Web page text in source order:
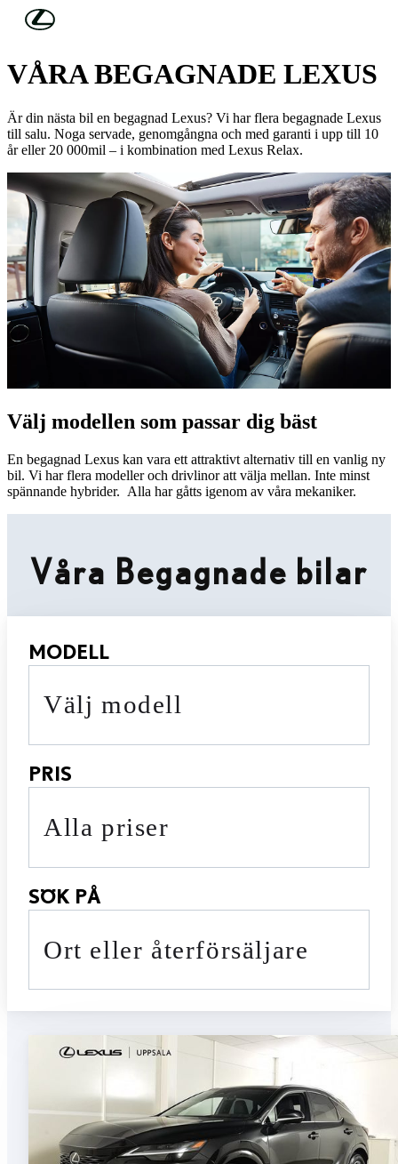
Hoppa till huvudinnehåll
UPPTÄCK UTBUDET NEDAN
VÅRA BEGAGNADE LEXUS
Är din nästa bil en begagnad Lexus? Vi har flera begagnade Lexus
till salu. Noga servade, genomgångna och med garanti i upp till 10
år eller 20 000mil – i kombination med Lexus Relax.
Välj modellen som passar dig bäst
En begagnad Lexus kan vara ett attraktivt alternativ till en vanlig ny
bil. Vi har flera modeller och drivlinor att välja mellan. Inte minst
spännande hybrider. Alla har gåtts igenom av våra mekaniker.
Våra Begagnade bilar
MODELL
Välj modell
PRIS
Alla priser
SÖK PÅ
Ort eller återförsäljare